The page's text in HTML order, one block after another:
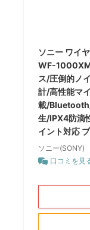
ソニー ワイ
WF-
ス/圧倒的ノ
計/高性能マ
載/
生/IPX4防滴
イント対応
ソニー(SONY)
口コミを見